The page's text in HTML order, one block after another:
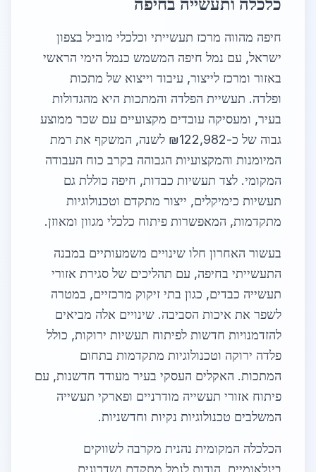
חיפה מהווה מרכז תעשייתי וכלכלי מוביל בצפון
ישראל, עם נמל חיפה המשמש כנמל הימי הראשי
באזור ומרכז לייצור, עיבוד וייצוא של מתכות
ופלדה. תעשיית הפלדה והמתכות היא מהגדולות
בעיר, ומעסיקה עובדים מקצועיים עם שכר ממוצע
גבוה של כ-₪122,982 לשנה, המשקף את רמת
המיומנות והמקצועיות הגבוהה בקרב כוח העבודה
המקומי. לצד תעשיות כבדות, חיפה כוללת גם
תעשיות כימיקלים, ייצור מתקדם וטכנולוגיות
מתקדמות, המאפשרות פיתוח כלכלי מגוון ומאוזן.
בעשור האחרון חלו שינויים משמעותיים במבנה
התעשייתי בחיפה, עם תהליכים של סגירת אזורי
תעשייה כבדים, כגון בתי זיקוק מרכזיים, במטרה
לשפר את איכות הסביבה. שינויים אלה מביאים
להזדמנויות חדשות לפיתוח תעשיות ירוקות, כולל
פלדה ירוקה וטכנולוגיות מתקדמות בתחום
המתכות. האקלים העסקי בעיר מעודד חדשנות, עם
פיתוח אזורי תעשייה מודרניים ופארקי תעשייה
המשלבים טכנולוגיות נקיות וחדשניות.
הכלכלה המקומית נהנית מקרבה לשווקים
בינלאומיים, הודות לנמל מתקדם ושדרוגים